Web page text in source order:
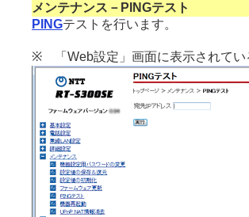
メンテナンス－PINGテスト
PINGテストを行います。
※ 「Web設定」画面に表示されてい